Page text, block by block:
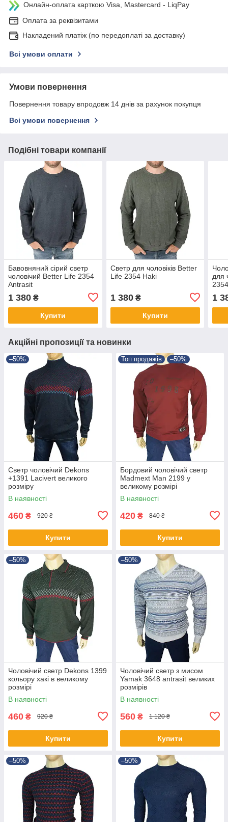
Онлайн-оплата карткою Visa, Mastercard - LiqPay
Оплата за реквізитами
Накладений платіж (по передоплаті за доставку)
Всі умови оплати
Умови повернення
Повернення товару впродовж 14 днів за рахунок покупця
Всі умови повернення
Подібні товари компанії
Бавовняний сірий светр
чоловічий Better Life 2354
Antrasit
1 380 ₴
Купити
Светр для чоловіків Better
Life 2354 Haki
1 380₴
Купити
для
1
Акційні пропозиції та новинки
–50%
Светр чоловічий Dekons
+1391 Lacivert великого
розміру
В наявності
460 ₴ 920 ₴
Купити
Топ продажів –50%
Бордовий чоловічий светр
Madmext Man 2199 у
великому розмірі
В наявності
420 ₴ 840 ₴
Купити
–50%
Чоловічий светр Dekons 1399
кольору хакі в великому
розмірі
В наявності
460 ₴ 920 ₴
Купити
–50%
Чоловічий светр з мисом
Yamak 3648 antrasit великих
розмірів
В наявності
560 ₴ 1 120 ₴
Купити
–50% –50%